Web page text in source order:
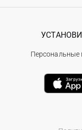
Персональные